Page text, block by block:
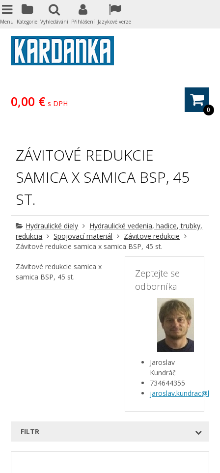
0
0,00 € s DPH
ZÁVITOVÉ REDUKCIE
SAMICA X SAMICA BSP, 45
ST.
Hydraulické diely
Hydraulické vedenia, hadice, trubky,
redukcia
Spojovací materiál
Závitove redukcie
Závitové redukcie samica x samica BSP, 45 st.
Zeptejte se
odborníka
Jaroslav
Kundráč
734644355
Závitové redukcie samica x
samica BSP, 45 st.
FILTR
Menu Kategorie Vyhledávání Přihlášení Jazykové verze